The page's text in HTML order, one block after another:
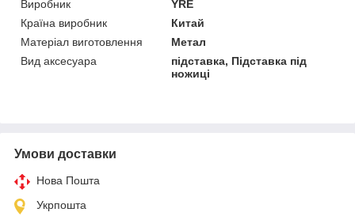
Виробник
YRE
Країна виробник
Китай
Матеріал виготовлення
Метал
Вид аксесуара
підставка, Підставка під
ножиці
Умови доставки
Нова Пошта
Укрпошта